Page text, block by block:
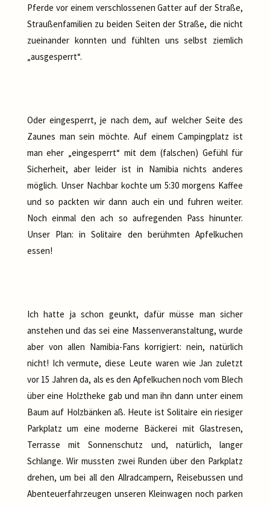
Pferde vor einem verschlossenen Gatter auf der Straße,
Straußenfamilien zu beiden Seiten der Straße, die nicht
zueinander konnten und fühlten uns selbst ziemlich
„ausgesperrt“.
Oder eingesperrt, je nach dem, auf welcher Seite des
Zaunes man sein möchte. Auf einem Campingplatz ist
man eher „eingesperrt“ mit dem (falschen) Gefühl für
Sicherheit, aber leider ist in Namibia nichts anderes
möglich. Unser Nachbar kochte um 5:30 morgens Kaffee
und so packten wir dann auch ein und fuhren weiter.
Noch einmal den ach so aufregenden Pass hinunter.
Unser Plan: in Solitaire den berühmten Apfelkuchen
essen!
Ich hatte ja schon geunkt, dafür müsse man sicher
anstehen und das sei eine Massenveranstaltung, wurde
aber von allen Namibia-Fans korrigiert: nein, natürlich
nicht! Ich vermute, diese Leute waren wie Jan zuletzt
vor 15 Jahren da, als es den Apfelkuchen noch vom Blech
über eine Holztheke gab und man ihn dann unter einem
Baum auf Holzbänken aß. Heute ist Solitaire ein riesiger
Parkplatz um eine moderne Bäckerei mit Glastresen,
Terrasse mit Sonnenschutz und, natürlich, langer
Schlange. Wir mussten zwei Runden über den Parkplatz
drehen, um bei all den Allradcampern, Reisebussen und
Abenteuerfahrzeugen unseren Kleinwagen noch parken